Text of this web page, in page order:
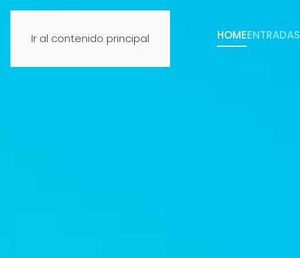
Ir al contenido principal HOMEENTRADAS